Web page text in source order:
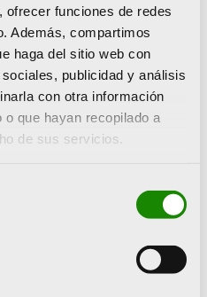
funciones de redes
Además, compartimos
haga del sitio web con
publicidad y análisis
con otra información
que hayan recopilado a
de sus servicios.
(CAHH), inspirado en
, celebra la llegada del
noche al aire libre llena
como protagonista a
en Madrid. Su
Folk, el Pop y el Rock
una voz
que conecta